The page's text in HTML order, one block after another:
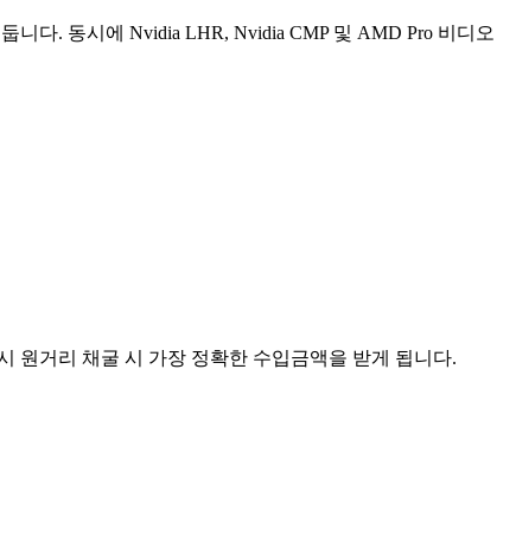
다. 동시에 Nvidia LHR, Nvidia CMP 및 AMD Pro 비디오
원거리 채굴 시 가장 정확한 수입금액을 받게 됩니다.